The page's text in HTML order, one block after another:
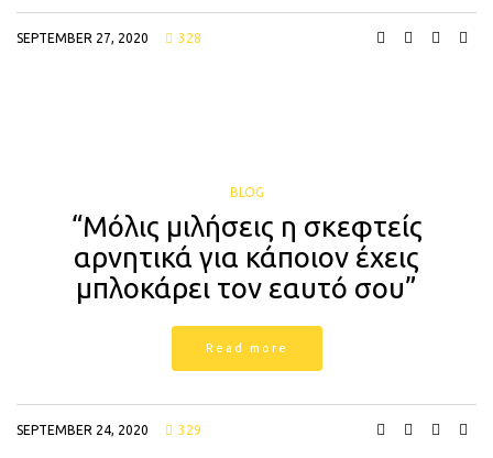
SEPTEMBER 27, 2020 328
BLOG
“Μόλις μιλήσεις η σκεφτείς
αρνητικά για κάποιον έχεις
μπλοκάρει τον εαυτό σου”
Read more
SEPTEMBER 24, 2020 329